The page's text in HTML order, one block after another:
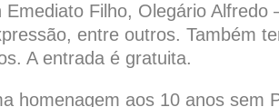
Emediato Filho, Olegário Alfredo
entre outros. Também
A entrada é gratuita.
homenagem aos 10 anos sem